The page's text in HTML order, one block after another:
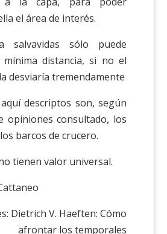
el área de interés.
salvavidas sólo puede
distancia, si no el
desviaría tremendamente
descriptos son, según
opiniones consultado, los
barcos de crucero.
tienen valor universal.
Dietrich V. Haeften: Cómo
afrontar los temporales